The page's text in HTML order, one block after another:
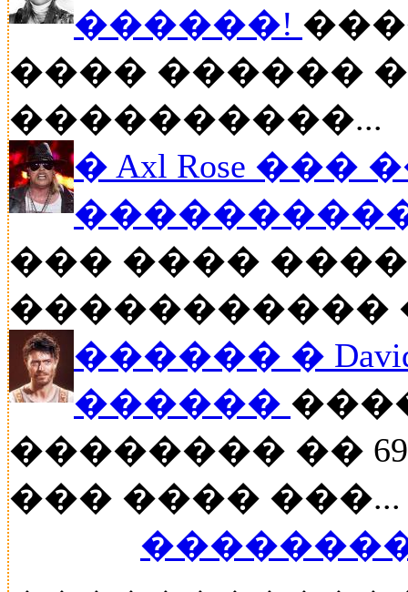
������!
���� ������
����������...
� Axl Rose
��� ����
�����������
������ �
������
�������� ��
��� ���� ���...